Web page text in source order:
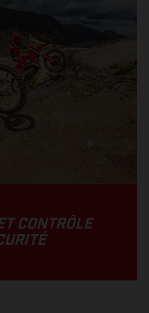
CONTRÔLE